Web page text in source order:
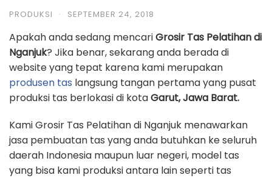
PRODUKSI · SEPTEMBER 24, 2018
Apakah anda sedang mencariGrosir Tas Pelatihan di
Nganjuk? Jika benar, sekarang anda berada di
website yang tepat karena kami merupakan
produsen tas langsung tangan pertama yang pusat
produksi tas berlokasi di kotaGarut, Jawa Barat.
Kami Grosir Tas Pelatihan di Nganjuk menawarkan
jasa pembuatan tas yang anda butuhkan ke seluruh
daerah Indonesia maupun luar negeri, model tas
yang bisa kami produksi antara lain seperti tas